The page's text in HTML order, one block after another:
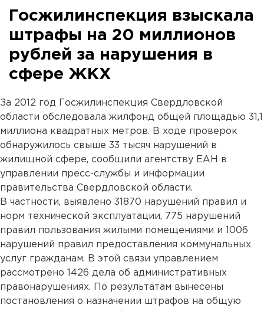
Госжилинспекция взыскала
штрафы на 20 миллионов
рублей за нарушения в
сфере ЖКХ
За 2012 год Госжилинспекция Свердловской
области обследовала жилфонд общей площадью 31,1
миллиона квадратных метров. В ходе проверок
обнаружилось свыше 33 тысяч нарушений в
жилищной сфере, сообщили агентству ЕАН в
управлении пресс-службы и информации
правительства Свердловской области.
В частности, выявлено 31870 нарушений правил и
норм технической эксплуатации, 775 нарушений
правил пользования жилыми помещениями и 1006
нарушений правил предоставления коммунальных
услуг гражданам. В этой связи управлением
рассмотрено 1426 дела об административных
правонарушениях. По результатам вынесены
постановления о назначении штрафов на общую